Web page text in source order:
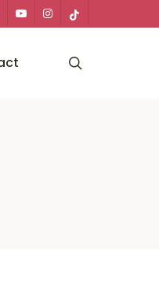
youtubeinstagram
tiktok